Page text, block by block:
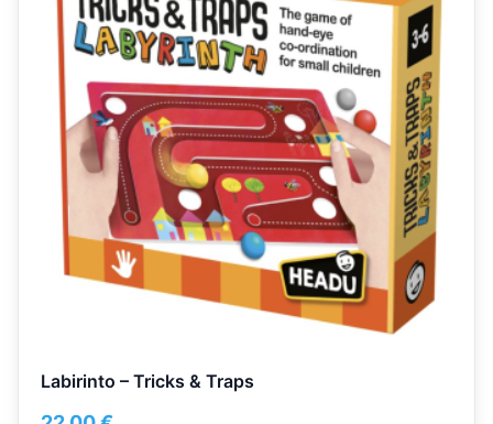
Labirinto – Tricks & Traps